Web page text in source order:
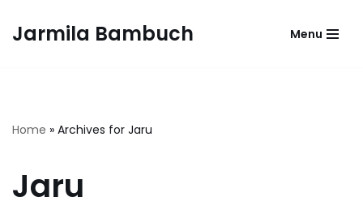
Jarmila Bambuch Menu
Home » Archives for Jaru
Jaru